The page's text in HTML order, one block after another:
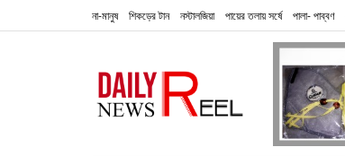
না-মানুষ শিকড়ের টান নস্টালজিয়া পায়ের তলায় সর্ষে পালা- পাব্বণ